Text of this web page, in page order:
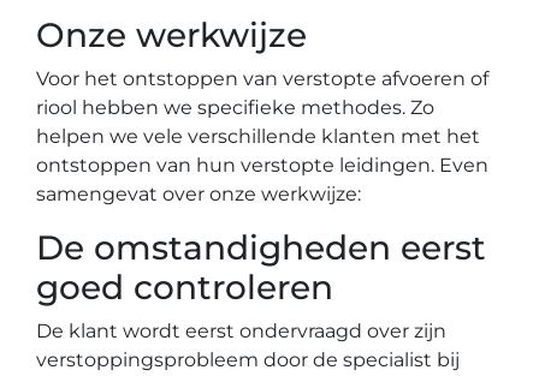
Onze werkwijze
Voor het ontstoppen van verstopte afvoeren of
riool hebben we specifieke methodes. Zo
helpen we vele verschillende klanten met het
ontstoppen van hun verstopte leidingen. Even
samengevat over onze werkwijze:
De omstandigheden eerst
goed controleren
De klant wordt eerst ondervraagd over zijn
verstoppingsprobleem door de specialist bij